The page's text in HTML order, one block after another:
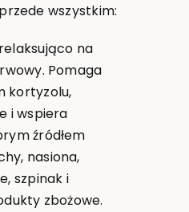
wszystkim:
na
Pomaga
kortyzolu,
i wspiera
źródłem
nasiona,
szpinak i
zbożowe.